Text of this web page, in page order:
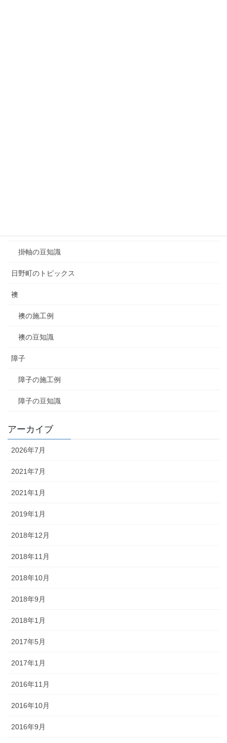
掛軸の豆知識
日野町のトピックス
襖
襖の施工例
襖の豆知識
障子
障子の施工例
障子の豆知識
アーカイブ
2026年7月
2021年7月
2021年1月
2019年1月
2018年12月
2018年11月
2018年10月
2018年9月
2018年1月
2017年5月
2017年1月
2016年11月
2016年10月
2016年9月